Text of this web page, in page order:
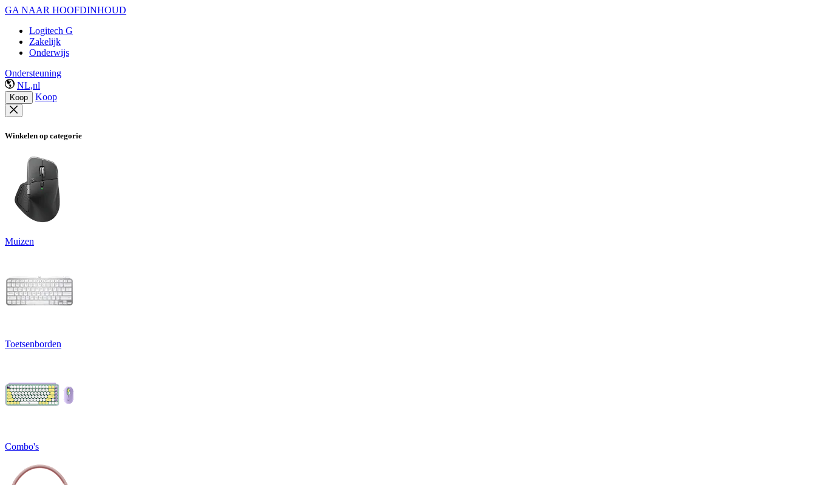
GA NAAR HOOFDINHOUD
Logitech G
Zakelijk
Onderwijs
Ondersteuning
NL,nl
Koop Koop
Winkelen op categorie
Muizen
Toetsenborden
Combo's